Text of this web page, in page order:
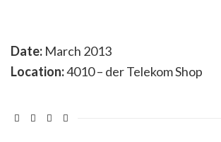
Date: March 2013
Location:4010 – der Telekom Shop